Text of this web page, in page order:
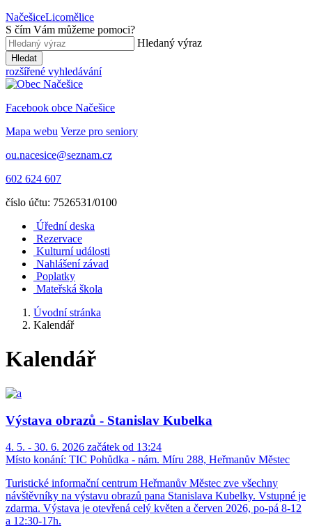
NačešiceLicomělice
S čím Vám můžeme pomoci?
Hledaný výraz
Hledat
rozšířené vyhledávání
Facebook obce Načešice
Mapa webu Verze pro seniory
ou.nacesice@seznam.cz
602 624 607
číslo účtu: 7526531/0100
Úřední deska
Rezervace
Kulturní události
Nahlášení závad
Poplatky
Mateřská škola
Úvodní stránka
Kalendář
Kalendář
Výstava obrazů - Stanislav Kubelka
4. 5. - 30. 6. 2026 začátek od 13:24
Místo konání: TIC Pohůdka - nám. Míru 288, Heřmanův Městec
Turistické informační centrum Heřmanův Městec zve všechny
návštěvníky na výstavu obrazů pana Stanislava Kubelky. Vstupné je
zdarma. Výstava je otevřená celý květen a červen 2026, po-pá 8-12
a 12:30-17h.